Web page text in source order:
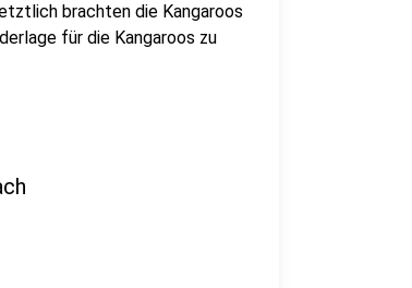
brachten die Kangaroos
für die Kangaroos zu